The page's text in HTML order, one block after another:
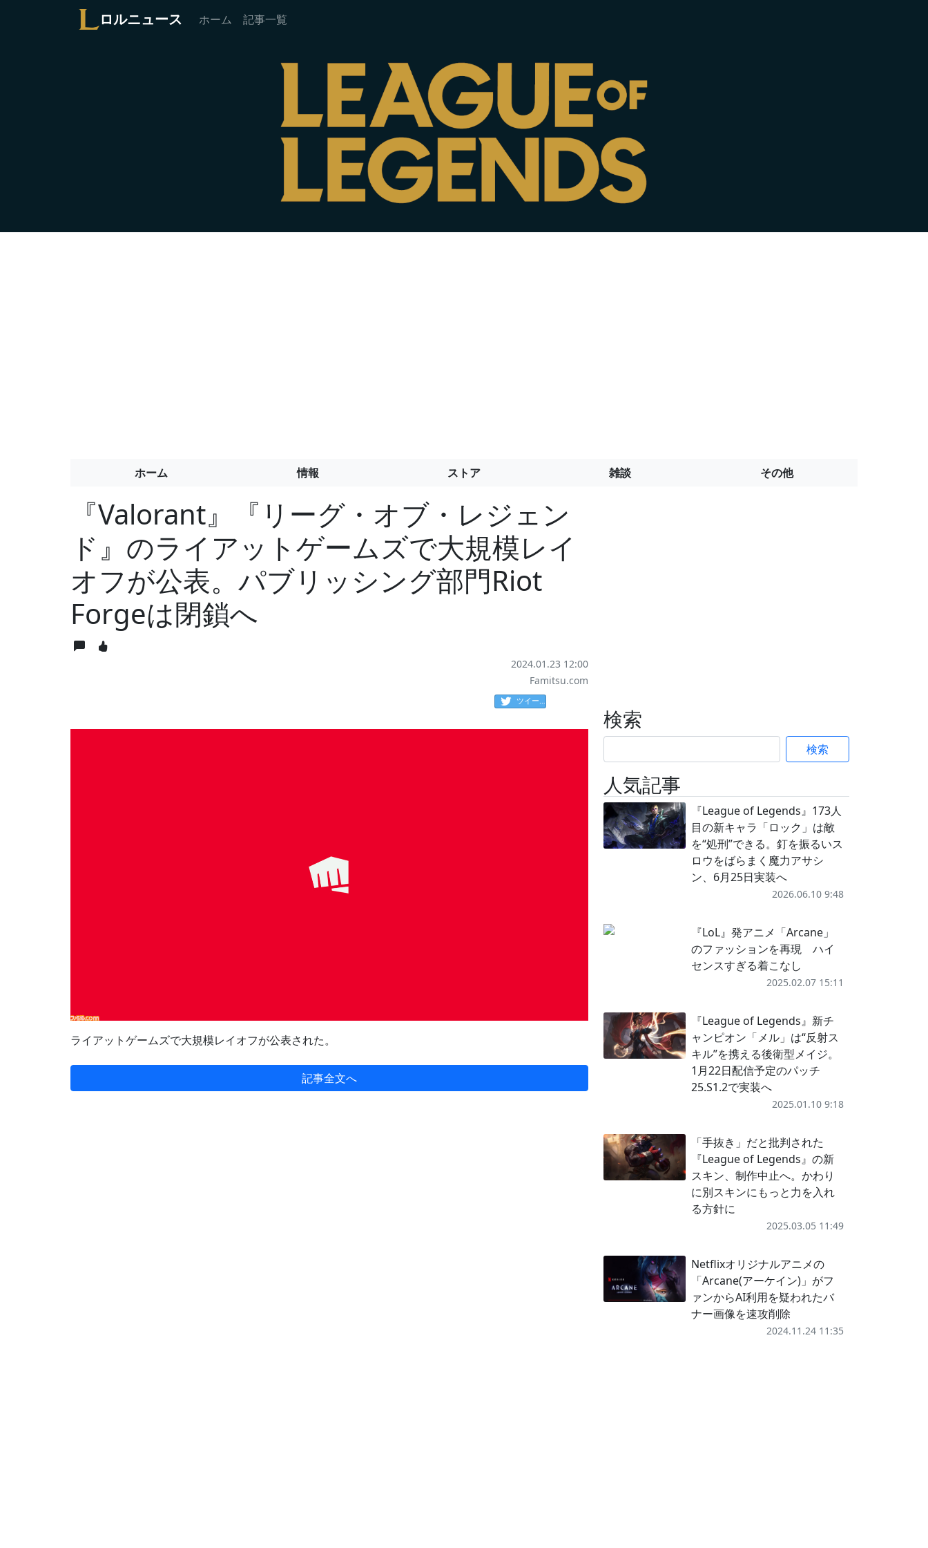
ロルニュース ホーム 記事一覧
ホーム 情報 ストア 雑談 その他
『Valorant』『リーグ・オブ・レジェン
ド』のライアットゲームズで大規模レイ
オフが公表。パブリッシング部門Riot
Forgeは閉鎖へ
2024.01.23 12:00
Famitsu.com
ツイート
ライアットゲームズで大規模レイオフが公表された。
記事全文へ
検索
検索
人気記事
『League of Legends』173人
目の新キャラ「ロック」は敵
を“処刑”できる。釘を振るいス
ロウをばらまく魔力アサシ
ン、6月25日実装へ
2026.06.10 9:48
『LoL』発アニメ「Arcane」
のファッションを再現 ハイ
センスすぎる着こなし
2025.02.07 15:11
『League of Legends』新チ
ャンピオン「メル」は“反射ス
キル”を携える後衛型メイジ。
1月22日配信予定のパッチ
25.S1.2で実装へ
2025.01.10 9:18
「手抜き」だと批判された
『League of Legends』の新
スキン、制作中止へ。かわり
に別スキンにもっと力を入れ
る方針に
2025.03.05 11:49
Netflixオリジナルアニメの
「Arcane(アーケイン)」がフ
ァンからAI利用を疑われたバ
ナー画像を速攻削除
2024.11.24 11:35